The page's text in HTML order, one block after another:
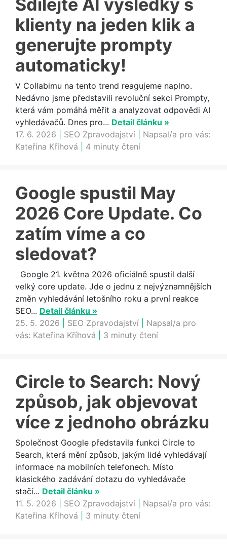
Sdílejte AI výsledky s
klienty na jeden klik a
generujte prompty
automaticky!
V Collabimu na tento trend reagujeme naplno.
Nedávno jsme představili revoluční sekci Prompty,
která vám pomáhá měřit a analyzovat odpovědi AI
vyhledávačů. Dnes pro... Detail článku »
17. 6. 2026
SEO Zpravodajství
Napsal/a pro vás:
Kateřina Kříhová
4 minuty čtení
Google spustil May
2026 Core Update. Co
zatím víme a co
sledovat?
Google 21. května 2026 oficiálně spustil další
velký core update. Jde o jednu z nejvýznamnějších
změn vyhledávání letošního roku a první reakce
SEO... Detail článku »
25. 5. 2026
SEO Zpravodajství
Napsal/a pro
vás: Kateřina Kříhová 3 minuty čtení
Circle to Search: Nový
způsob, jak objevovat
více z jednoho obrázku
Společnost Google představila funkci Circle to
Search, která mění způsob, jakým lidé vyhledávají
informace na mobilních telefonech. Místo
klasického zadávání dotazu do vyhledávače
stačí... Detail článku »
11. 5. 2026
SEO Zpravodajství
Napsal/a pro vás:
Kateřina Kříhová
3 minuty čtení